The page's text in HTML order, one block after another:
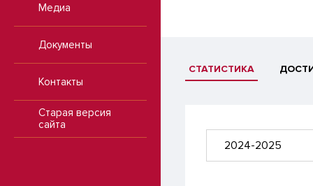
Медиа
Документы
Контакты
Старая версия
сайта
СТАТИСТИКА
2024-2025